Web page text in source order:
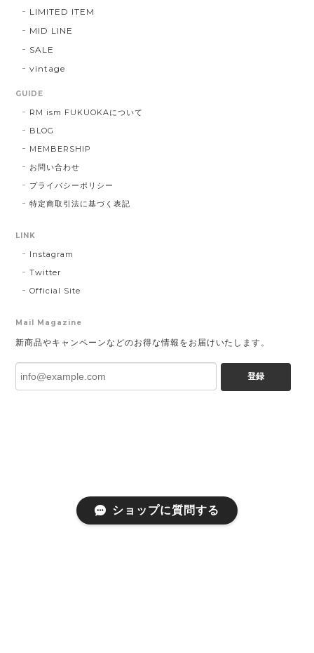
LIMITED ITEM
MID LINE
SALE
vintage
GUIDE
RM ism FUKUOKAについて
BLOG
MEMBERSHIP
お問い合わせ
プライバシーポリシー
特定商取引法に基づく表記
LINK
Instagram
Twitter
Official Site
Mail Magazine
新商品やキャンペーンなどのお得な情報をお届けいたします。
登録
ショップに質問する